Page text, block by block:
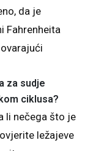
da je
Fahrenheita
za sudje
ciklusa?
li nečega što je
ležajeve